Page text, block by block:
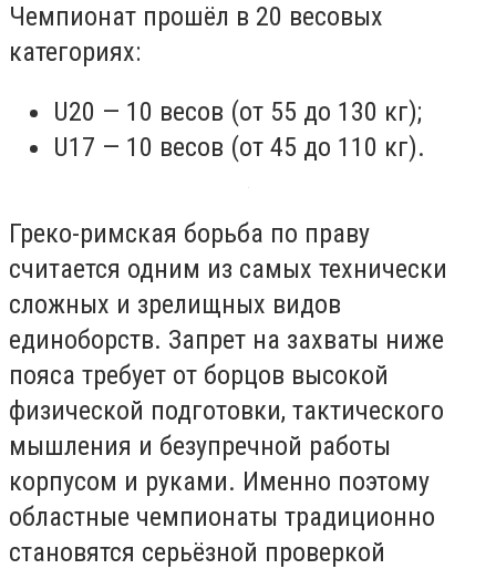
Чемпионат прошёл в 20 весовых
категориях:
​U20 — 10 весов (от 55 до 130 кг);
​​U17 — 10 весов (от 45 до 110 кг).
Греко-римская борьба по праву
считается одним из самых технически
сложных и зрелищных видов
единоборств. Запрет на захваты ниже
пояса требует от борцов высокой
физической подготовки, тактического
мышления и безупречной работы
корпусом и руками. Именно поэтому
областные чемпионаты традиционно
становятся серьёзной проверкой